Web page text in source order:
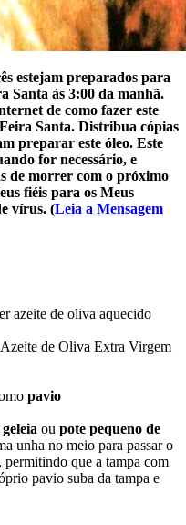
estejam preparados para
Santa às 3:00 da manhã.
de como fazer este
Santa. Distribua cópias
preparar este óleo. Este
for necessário, e
de morrer com o próximo
fiéis para os Meus
vírus. (Leia a Mensagem
azeite de oliva aquecido
de Oliva Extra Virgem
pavio
ou pote pequeno de
unha no meio para passar o
permitindo que a tampa com
pavio suba da tampa e